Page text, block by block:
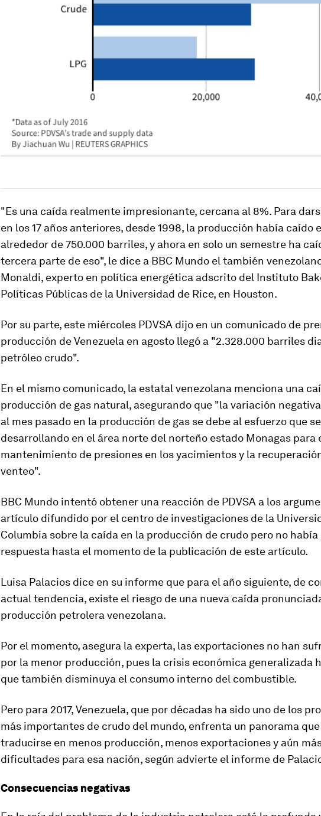
"Es una caída realmente impresionante, cercana al 8%. Para
en los 17 años anteriores, desde 1998, la producción había caído
alrededor de 750.000 barriles, y ahora en solo un semestre ha
tercera parte de eso", le dice a BBC Mundo el también
Monaldi, experto en política energética adscrito del Instituto
Políticas Públicas de la Universidad de Rice, en Houston.
Por su parte, este miércoles PDVSA dijo en un comunicado de
producción de Venezuela en agosto llegó a "2.328.000 barriles
petróleo crudo".
En el mismo comunicado, la estatal venezolana menciona una
producción de gas natural, asegurando que "la variación
al mes pasado en la producción de gas se debe al esfuerzo que
desarrollando en el área norte del norteño estado Monagas para
mantenimiento de presiones en los yacimientos y la
venteo".
BBC Mundo intentó obtener una reacción de PDVSA a los
artículo difundido por el centro de investigaciones de la
Columbia sobre la caída en la producción de crudo pero no
respuesta hasta el momento de la publicación de este artículo.
Luisa Palacios dice en su informe que para el año siguiente, de
actual tendencia, existe el riesgo de una nueva caída
producción petrolera venezolana.
Por el momento, asegura la experta, las exportaciones no han
por la menor producción, pues la crisis económica generalizada
que también disminuya el consumo interno del combustible.
Pero para 2017, Venezuela, que por décadas ha sido uno de los
más importantes de crudo del mundo, enfrenta un panorama
traducirse en menos producción, menos exportaciones y aún
dificultades para esa nación, según advierte el informe de
Consecuencias negativas